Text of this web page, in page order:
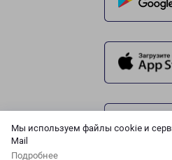
Мы используем файлы cookie и
Mail
Подробнее